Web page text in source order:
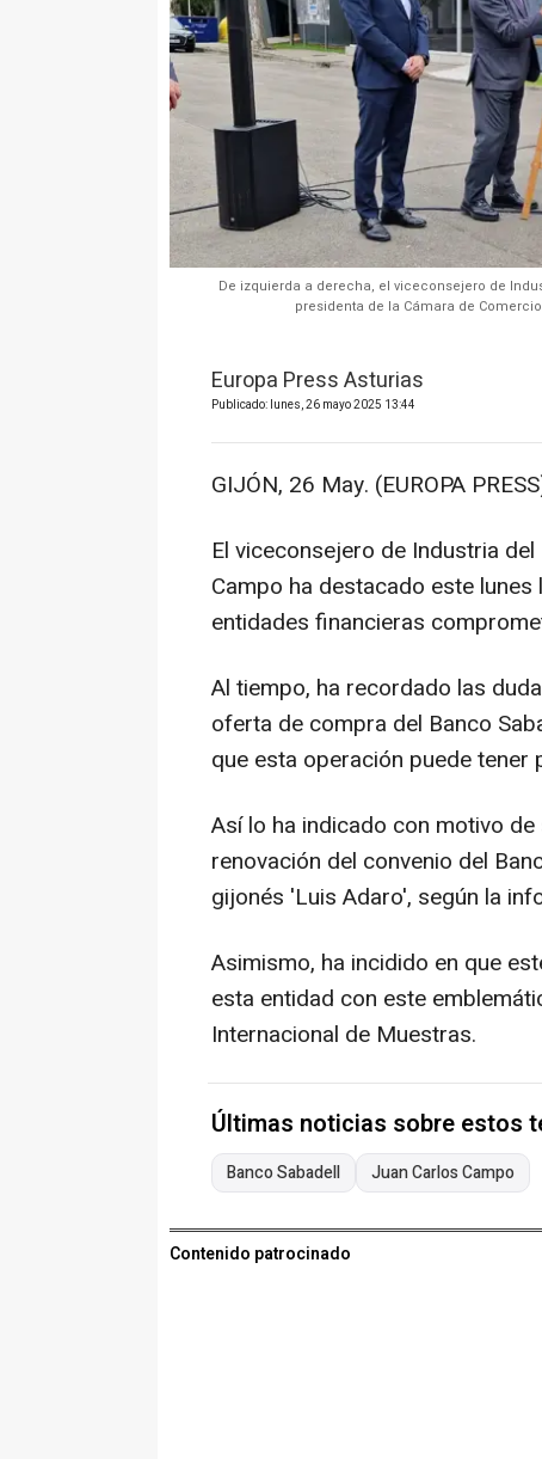
De izquierda a derecha, el viceconsejero de
presidenta de la Cámara de
Europa Press Asturias
Publicado: lunes, 26 mayo 2025 13:44
GIJÓN, 26 May. (EUROPA
El viceconsejero de Industria
Campo ha destacado este
entidades financieras
Al tiempo, ha recordado las
oferta de compra del Banco
que esta operación puede tener
Así lo ha indicado con motivo
renovación del convenio del
gijonés 'Luis Adaro', según la
Asimismo, ha incidido en que
esta entidad con este
Internacional de Muestras.
Últimas noticias sobre estos
Banco Sabadell Juan Carlos Campo
Contenido patrocinado